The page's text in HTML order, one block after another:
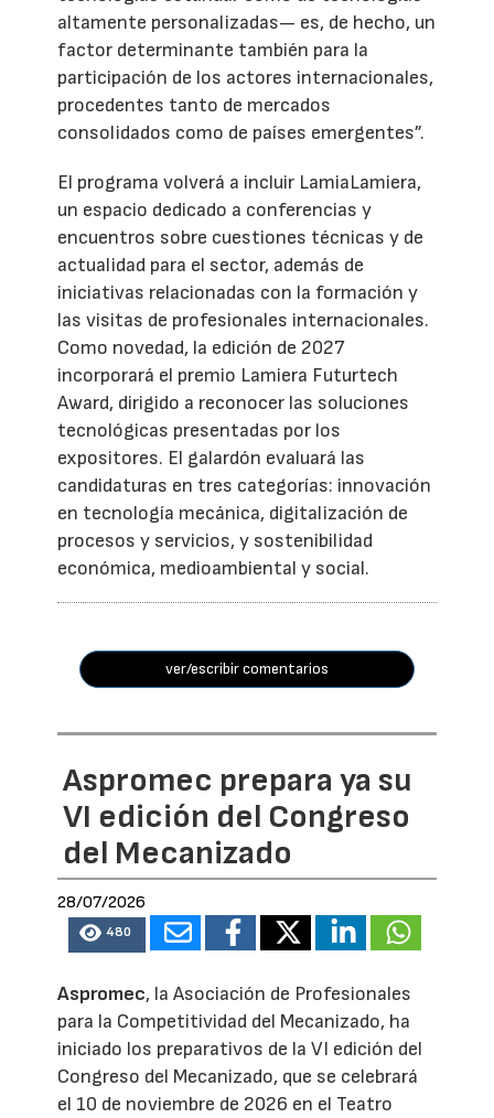
altamente personalizadas— es, de hecho, un
factor determinante también para la
participación de los actores internacionales,
procedentes tanto de mercados
consolidados como de países emergentes”.
El programa volverá a incluir LamiaLamiera,
un espacio dedicado a conferencias y
encuentros sobre cuestiones técnicas y de
actualidad para el sector, además de
iniciativas relacionadas con la formación y
las visitas de profesionales internacionales.
Como novedad, la edición de 2027
incorporará el premio Lamiera Futurtech
Award, dirigido a reconocer las soluciones
tecnológicas presentadas por los
expositores. El galardón evaluará las
candidaturas en tres categorías: innovación
en tecnología mecánica, digitalización de
procesos y servicios, y sostenibilidad
económica, medioambiental y social.
ver/escribir comentarios
Aspromec prepara ya su
VI edición del Congreso
del Mecanizado
28/07/2026
480
Aspromec, la Asociación de Profesionales
para la Competitividad del Mecanizado, ha
iniciado los preparativos de la VI edición del
Congreso del Mecanizado, que se celebrará
el 10 de noviembre de 2026 en el Teatro